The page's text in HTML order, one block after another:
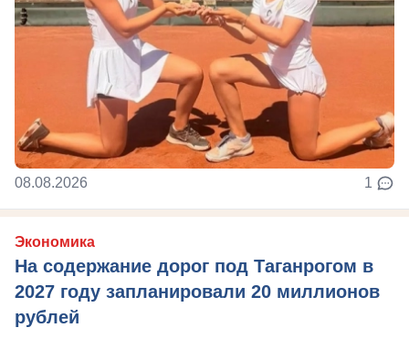
08.08.2026 1
Экономика
На содержание дорог под Таганрогом в
2027 году запланировали 20 миллионов
рублей